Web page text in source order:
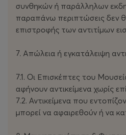
συνθηκών ή παράλληλων
παραπάνω περιπτώσεις δεν
επιστροφής των αντιτίμων
7. Απώλεια ή εγκατάλειψη
7.1. Οι Επισκέπτες του
αφήνουν αντικείμενα χωρίς
7.2. Αντικείμενα που
μπορεί να αφαιρεθούν ή να